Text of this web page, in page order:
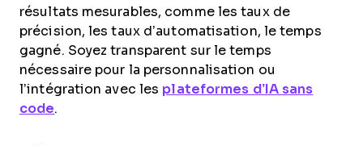
résultats mesurables, comme les taux de
précision, les taux d’automatisation, le temps
gagné. Soyez transparent sur le temps
nécessaire pour la personnalisation ou
l’intégration avec les plateformes d’IA sans
code.